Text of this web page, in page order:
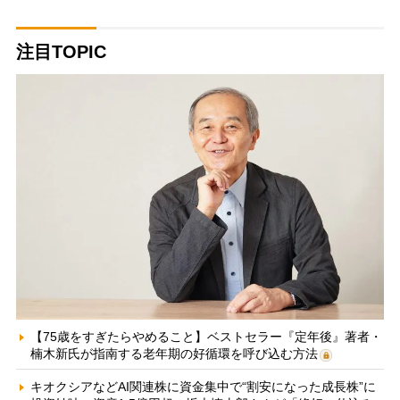
注目TOPIC
【75歳をすぎたらやめること】ベストセラー『定年後』著者・
楠木新氏が指南する老年期の好循環を呼び込む方法
キオクシアなどAI関連株に資金集中で“割安になった成長株”に